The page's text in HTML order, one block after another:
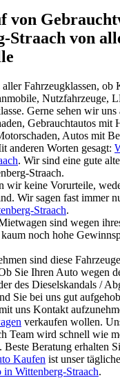
von
Straach von
Fahrzeugklassen, ob
Nutzfahrzeuge,
Gerne sehen wir
Gebrauchtautos mit
Autos mit
anderen Worten gesagt:
. Wir sind eine gute
Straach.
wir keine Vorurteile,
Wir sagen fast immer
Straach.
sind wegen
noch hohe
sind diese
Sie Ihren Auto wegen
des Dieselskandals /
Sie bei uns gut
uns Kontakt
verkaufen wollen.
Team wird schnell wie
Beste Beratung erhalten
Kaufen ist unser
Wittenberg-Straach.